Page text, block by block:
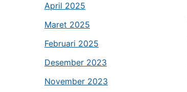
April 2025
Maret 2025
Februari 2025
Desember 2023
November 2023